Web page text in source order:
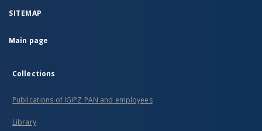
SITEMAP
Main page
Collections
Publications of IGiPZ PAN and employees
Library